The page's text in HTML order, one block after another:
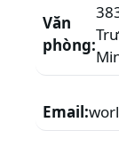
Văn
phòng:
Email: